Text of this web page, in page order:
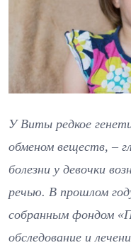
У Виты редкое
обменом веществ, –
болезни у девочки
речью. В прошлом
собранным фондом
обследование и